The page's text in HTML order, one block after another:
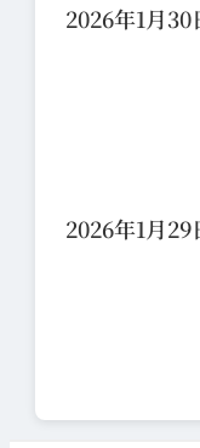
2026年1月30
2026年1月29